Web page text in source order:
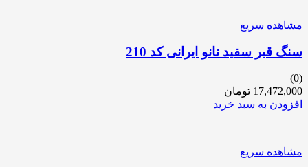
مشاهده سریع
سنگ قبر سفید نانو ایرانی کد 210
(0)
17,472,000 تومان
افزودن به سبد خرید
مشاهده سریع